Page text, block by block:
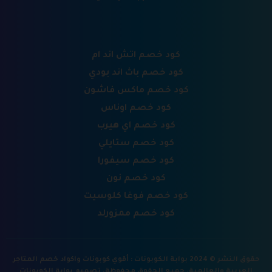
كود خصم اتش اند ام
كود خصم باث اند بودي
كود خصم ماكس فاشون
كود خصم اوناس
كود خصم اي هيرب
كود خصم ستايلي
كود خصم سيفورا
كود خصم نون
كود خصم فوغا كلوسيت
كود خصم ممزورلد
حقوق النشر © 2024 بوابة الكوبونات : أقوي كوبونات واكواد خصم المتاجر